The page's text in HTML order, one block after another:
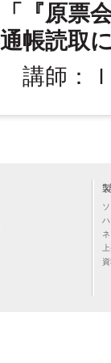
「『原票
通帳読取
講師：